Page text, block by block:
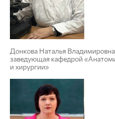
Донкова Наталья
заведующая кафедрой
и хирургии»